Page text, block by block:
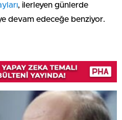
, ilerleyen günlerde
devam edeceğe benziyor.